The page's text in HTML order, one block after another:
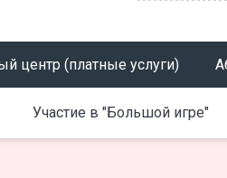
центр (платные услуги)
Участие в "Большой игре"